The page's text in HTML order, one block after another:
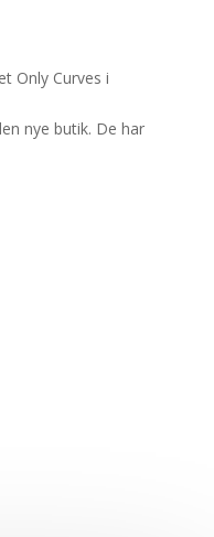
Only Curves i
nye butik. De har